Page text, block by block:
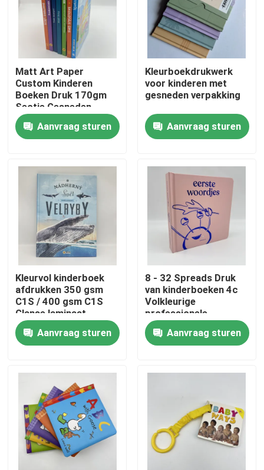
Huis
Producten
Video's
Ongeveer ons
Middel
Contacteer ons
Verzoek om een Citaat
Afdrukken van koffieboeken
Matt Art Paper
Custom Kinderen
Boeken Druk 170gm
Sectie Gesneden
Casebound
Aanvraag sturen
Kleurboekdrukwerk
voor kinderen met
gesneden verpakking
Aanvraag sturen
Kleurvol kinderboek
afdrukken 350 gsm
C1S / 400 gsm C1S
Glanse laminaat
Aanvraag sturen
8 - 32 Spreads Druk
van kinderboeken 4c
Volkleurige
professionele
drukkerij
Aanvraag sturen